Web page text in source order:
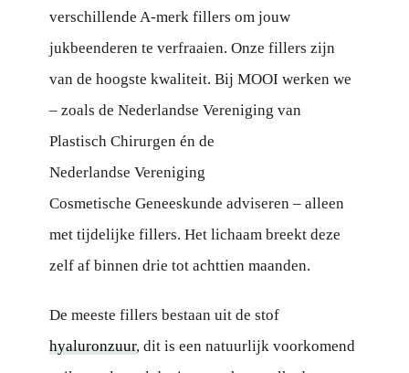
verschillende A-merk fillers om jouw
jukbeenderen te verfraaien. Onze fillers zijn
van de hoogste kwaliteit. Bij MOOI werken we
– zoals de Nederlandse Vereniging van
Plastisch Chirurgen én de
Nederlandse Vereniging
Cosmetische Geneeskunde adviseren – alleen
met tijdelijke fillers. Het lichaam breekt deze
zelf af binnen drie tot achttien maanden.
De meeste fillers bestaan uit de stof
hyaluronzuur, dit is een natuurlijk voorkomend